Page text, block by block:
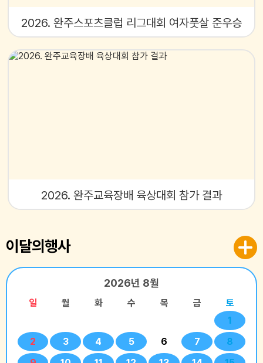
2026. 완주스포츠클럽 리그대회 여자풋살 준우승
2026. 완주교육장배 육상대회 참가 결과
이달의행사
2026년 8월
일 월 화 수 목 금
토
1
2
3 4 5 6 7
8